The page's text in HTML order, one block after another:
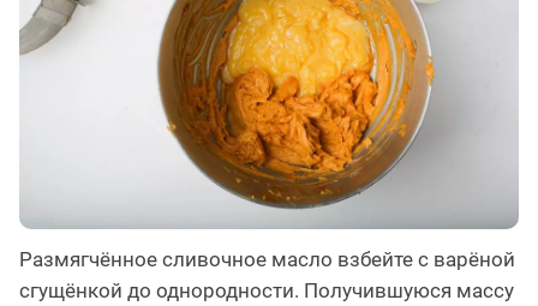
Размягчённое сливочное масло взбейте с варёной
сгущёнкой до однородности. Получившуюся массу